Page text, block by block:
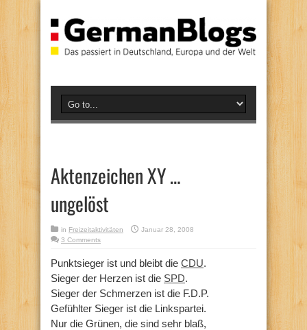
Aktenzeichen XY …
ungelöst
in Freizeitaktivitäten
Januar 28, 2008
3 Comments
Punktsieger ist und bleibt die CDU.
Sieger der Herzen ist die SPD.
Sieger der Schmerzen ist die F.D.P.
Gefühlter Sieger ist die Linkspartei.
Nur die Grünen, die sind sehr blaß,